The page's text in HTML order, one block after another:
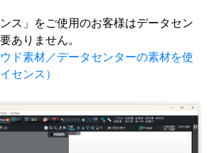
ス」をご使用のお客様はデータセン
ありません。
ド素材／データセンターの素材を使
センス）